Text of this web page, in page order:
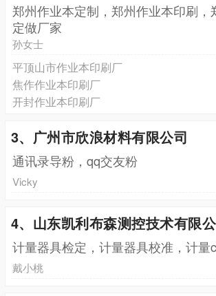
郑州作业本定制，郑州作业本印刷，
定做厂家
孙女士
平顶山市作业本印刷厂
焦作作业本印刷厂
开封作业本印刷厂
3、广州市欣浪材料有限公司
通讯录导粉，qq交友粉
Vicky
4、山东凯利布森测控技术有限
计量器具检定，计量器具校准，计量
戴小桃